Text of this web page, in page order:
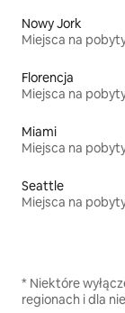
Nowy Jork
Miejsca na
Florencja
Miejsca na
Miami
Miejsca na
Seattle
Miejsca na
* Niektóre
regionach i dla